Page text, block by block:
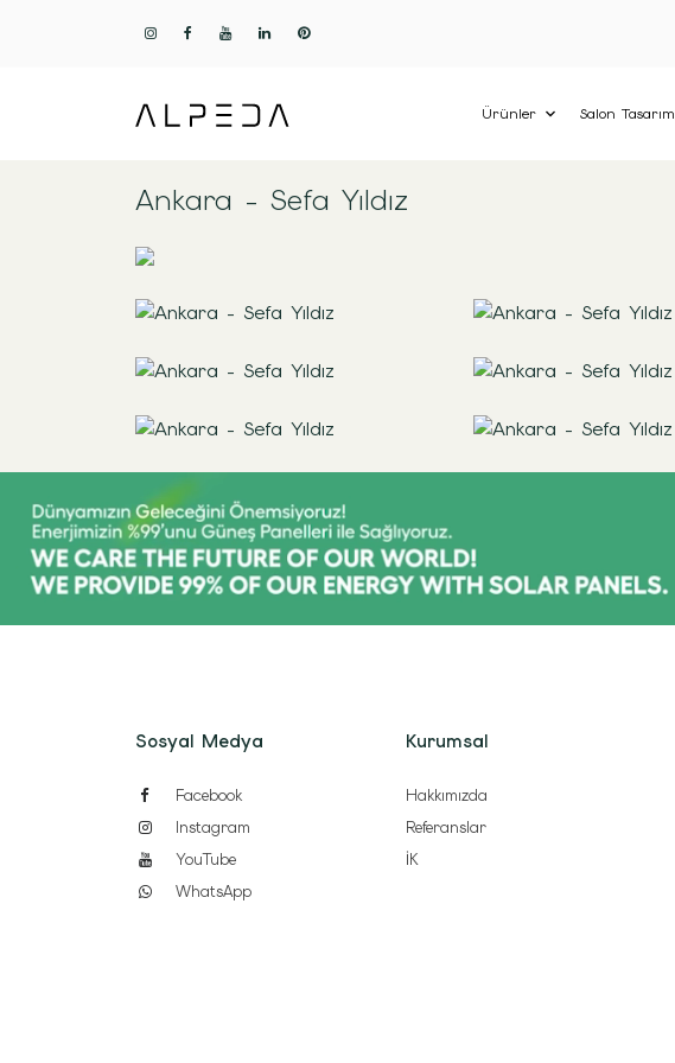
Ürünler Salon Tasarım
Ankara - Sefa Yıldız
Sosyal Medya
Facebook
Instagram
YouTube
WhatsApp
Kurumsal
Hakkımızda
Referanslar
İK